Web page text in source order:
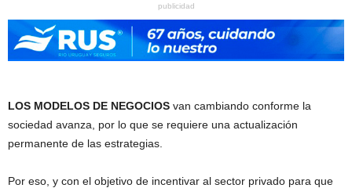
publicidad
LOS MODELOS DE NEGOCIOS van cambiando conforme la
sociedad avanza, por lo que se requiere una actualización
permanente de las estrategias.
Por eso, y con el objetivo de incentivar al sector privado para que